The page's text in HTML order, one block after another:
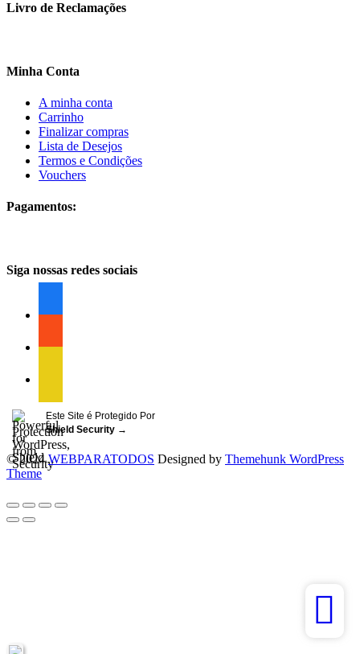
Livro de Reclamações
Minha Conta
A minha conta
Carrinho
Finalizar compras
Lista de Desejos
Termos e Condições
Vouchers
Pagamentos:
Siga nossas redes sociais
Este Site é Protegido Por
Shield Security →
© 2024WEBPARATODOS Designed by Themehunk WordPress
Theme